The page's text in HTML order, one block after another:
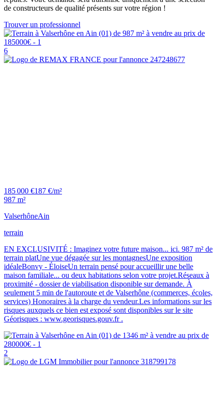
de constructeurs de qualité présents sur votre région !
Trouver un professionnel
6
185 000 €187 €/m²
987 m²
ValserhôneAin
terrain
EN EXCLUSIVITÉ : Imaginez votre future maison... ici. 987 m² de
terrain platUne vue dégagée sur les montagnesUne exposition
idéaleBonvy - ÉloiseUn terrain pensé pour accueillir une belle
maison familiale... ou deux habitations selon votre projet.Réseaux à
proximité - dossier de viabilisation disponible sur demande. À
seulement 5 min de l'autoroute et de Valserhône (commerces, écoles,
services) Honoraires à la charge du vendeur.Les informations sur les
risques auxquels ce bien est exposé sont disponibles sur le site
Géorisques : www.georisques.gouv.fr .
2